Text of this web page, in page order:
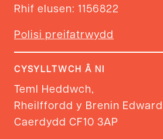
Rhif elusen: 1156822
Polisi preifatrwydd
CYSYLLTWCH Â NI
Teml Heddwch,
Rheilffordd y Brenin Edward
Caerdydd CF10 3AP